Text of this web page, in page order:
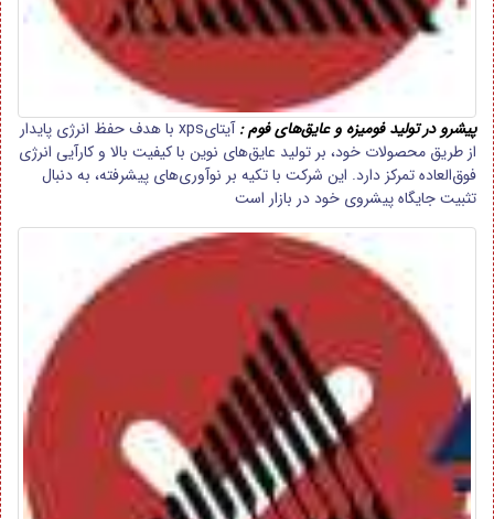
پیشرو در تولید فومیزه و عایق‌های فوم :
آیتایxps با هدف حفظ انرژی پایدار
از طریق محصولات خود، بر تولید عایق‌های نوین با کیفیت بالا و کارآیی انرژی
فوق‌العاده تمرکز دارد. این شرکت با تکیه بر نوآوری‌های پیشرفته، به دنبال
تثبیت جایگاه پیشروی خود در بازار است